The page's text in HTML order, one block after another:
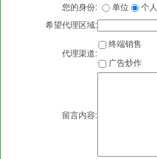
您的身份: 单位
个人
希望代理区域:
代理渠道:
终端销售
广告炒作
留言内容: